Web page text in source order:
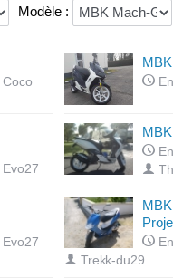
Modèle :
Coco
Evo27
Evo27
Trekk-du29